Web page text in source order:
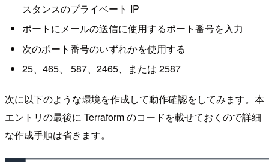
スタンスのプライベート IP
ポートにメールの送信に使用するポート番号を入力
次のポート番号のいずれかを使用する
25、465、 587、2465、または 2587
次に以下のような環境を作成して動作確認をしてみます。本
エントリの最後に Terraform のコードを載せておくので詳細
な作成手順は省きます。